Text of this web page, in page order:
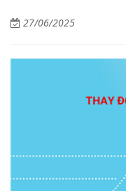
27/06/2025